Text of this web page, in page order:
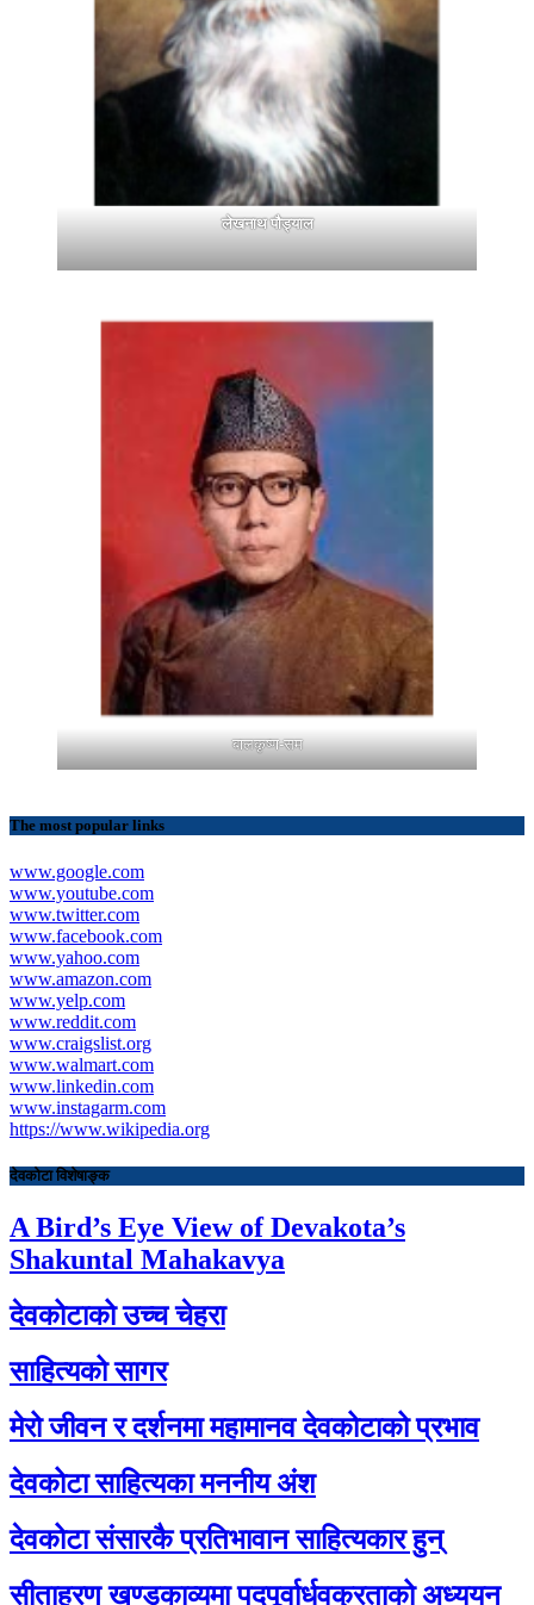
लेखनाथ पौड्याल
बालकृष्ण-सम
The most popular links
www.google.com
www.youtube.com
www.twitter.com
www.facebook.com
www.yahoo.com
www.amazon.com
www.yelp.com
www.reddit.com
www.craigslist.org
www.walmart.com
www.linkedin.com
www.instagarm.com
https://www.wikipedia.org
देवकोटा विशेषाङ्क
A Bird’s Eye View of Devakota’s
Shakuntal Mahakavya
देवकोटाको उच्च चेहरा
साहित्यको सागर
मेरो जीवन र दर्शनमा महामानव देवकोटाको प्रभाव
देवकोटा साहित्यका मननीय अंश
देवकोटा संसारकै प्रतिभावान साहित्यकार हुन्
सीताहरण खण्डकाव्यमा पदपूर्वार्धवक्रताको अध्ययन